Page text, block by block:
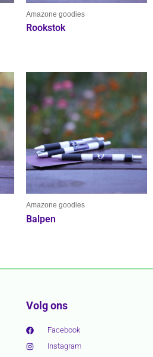
worden
Amazone goodies
Rookstok
Amazone goodies
Balpen
Volg ons
Facebook
Instagram